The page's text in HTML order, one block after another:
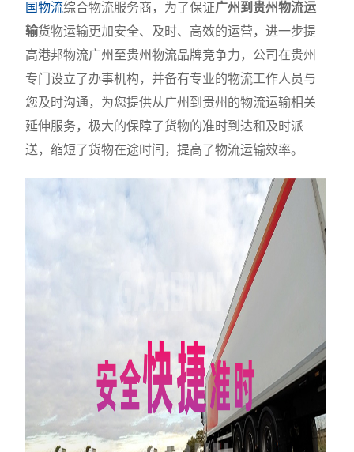
国物流综合物流服务商，为了保证广州到贵州物流运
输货物运输更加安全、及时、高效的运营，进一步提
高港邦物流广州至贵州物流品牌竞争力，公司在贵州
专门设立了办事机构，并备有专业的物流工作人员与
您及时沟通，为您提供从广州到贵州的物流运输相关
延伸服务，极大的保障了货物的准时到达和及时派
送，缩短了货物在途时间，提高了物流运输效率。